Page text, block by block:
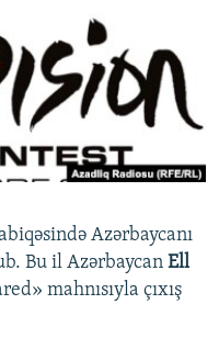
Azərbaycanı
Bu il Azərbaycan Ell
mahnısıyla çıxış